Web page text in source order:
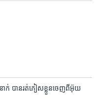
ាក់ ​បាន​រត់​ភៀស​ខ្លួន​ចេញ​ពី​អ៊ុយ